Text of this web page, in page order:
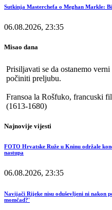
Sutkinja Masterchefa o Meghan Markle:
06.08.2026, 23:35
Misao dana
Prisiljavati se da ostanemo
počiniti preljubu.
Fransoa la Rošfuko, francuski
(1613-1680)
Najnovije vijesti
FOTO Hrvatske Ruže u Kninu održale
nastupa
06.08.2026, 23:35
Navijači Rijeke nisu oduševljeni ni nakon
momčad?'